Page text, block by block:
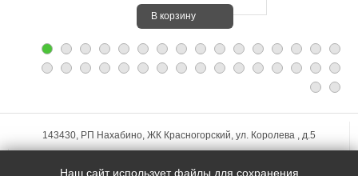
В корзину
143430, РП Нахабино, ЖК Красногорский, ул. Королева , д.5
255-74-75
Наш сайт использует файлы для сохранения